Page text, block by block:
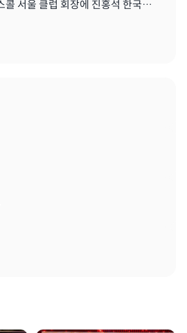
[메트로트래블] 신임 스콜 서울 클럽 회장에 진홍석 한국마이스융합리더스포럼회장 선출 | 2019.12.22